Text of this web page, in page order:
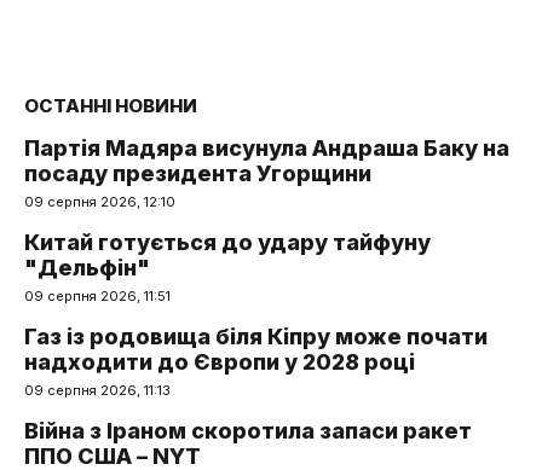
ОСТАННІ НОВИНИ
Партія Мадяра висунула Андраша Баку на
посаду президента Угорщини
09 серпня 2026, 12:10
Китай готується до удару тайфуну
"Дельфін"
09 серпня 2026, 11:51
Газ із родовища біля Кіпру може почати
надходити до Європи у 2028 році
09 серпня 2026, 11:13
Війна з Іраном скоротила запаси ракет
ППО США – NYT